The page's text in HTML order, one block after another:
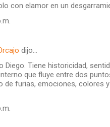
con elamor en un
dijo…
Diego. Tiene historicidad,
que fluye entre dos
de furias, emociones, colores